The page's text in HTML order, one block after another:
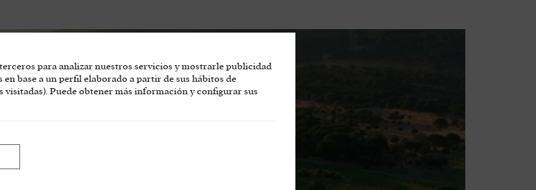
para analizar nuestros servicios y mostrarle publicidad
base a un perfil elaborado a partir de sus hábitos de
visitadas). Puede obtener más información y configurar sus